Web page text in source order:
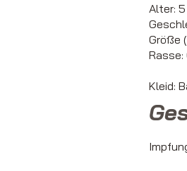
Alter:
Größe
Rasse:
Kleid: